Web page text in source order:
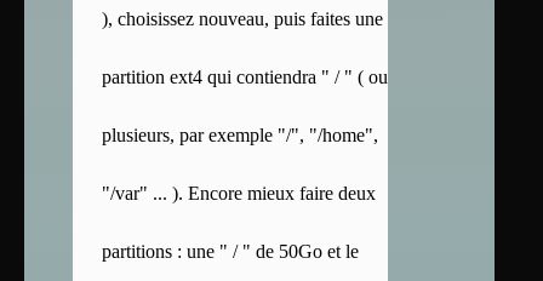
), choisissez nouveau, puis faites une
partition ext4 qui contiendra " / " ( ou
plusieurs, par exemple "/", "/home",
"/var" ... ). Encore mieux faire deux
partitions : une " / " de 50Go et le